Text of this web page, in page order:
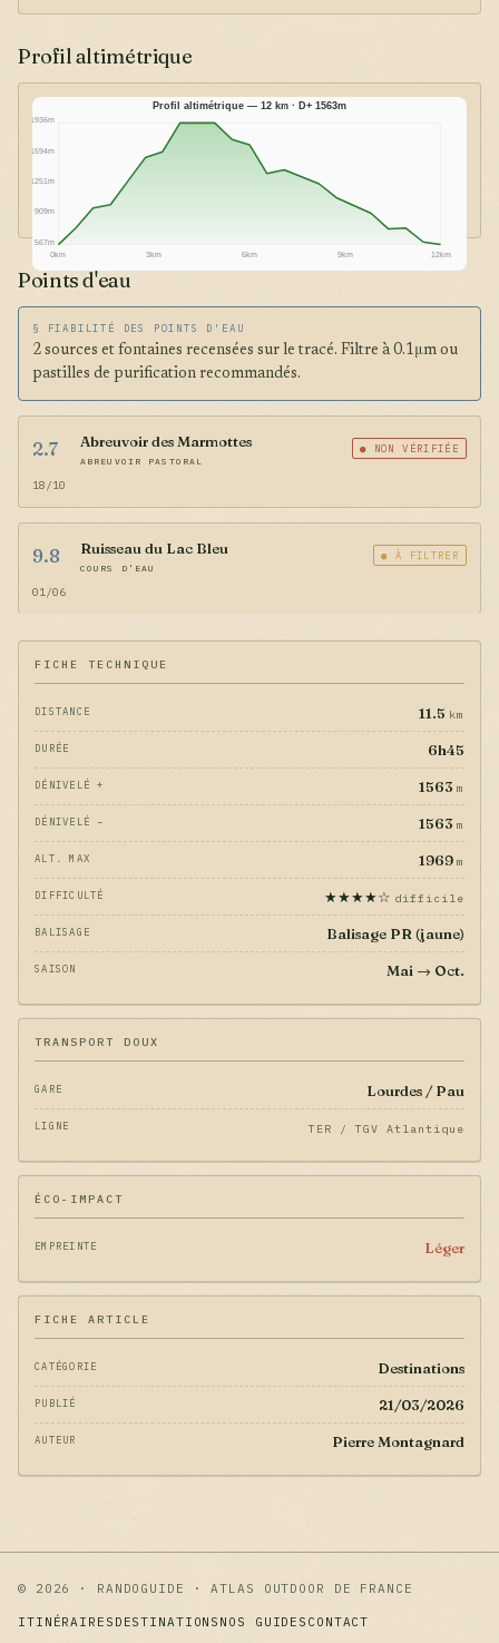
Profil altimétrique
567m
909m
1251m
1594m
1936m
0km 3km 6km 9km 12km
Profil altimétrique — 12 km · D+ 1563m
Points d'eau
§ FIABILITÉ DES POINTS D'EAU
2 sources et fontaines recensées sur le tracé. Filtre à 0.1μm ou
pastilles de purification recommandés.
2.7 Abreuvoir des Marmottes
ABREUVOIR PASTORAL
● NON VÉRIFIÉE
18/10
9.8 Ruisseau du Lac Bleu
COURS D'EAU
● À FILTRER
01/06
FICHE TECHNIQUE
DISTANCE 11.5 km
DURÉE 6h45
DÉNIVELÉ + 1563 m
DÉNIVELÉ − 1563 m
ALT. MAX 1969 m
DIFFICULTÉ ★★★★☆ difficile
BALISAGE Balisage PR (jaune)
SAISON Mai → Oct.
TRANSPORT DOUX
GARE Lourdes / Pau
LIGNE TER / TGV Atlantique
ÉCO-IMPACT
EMPREINTE Léger
FICHE ARTICLE
CATÉGORIE Destinations
PUBLIÉ 21/03/2026
AUTEUR Pierre Montagnard
© 2026 · RANDOGUIDE · ATLAS OUTDOOR DE FRANCE
ITINÉRAIRES DESTINATIONS NOS GUIDES CONTACT